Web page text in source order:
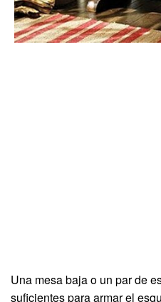
Una mesa baja o un par de
suficientes para armar el